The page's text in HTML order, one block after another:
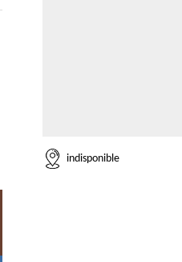
indisponible